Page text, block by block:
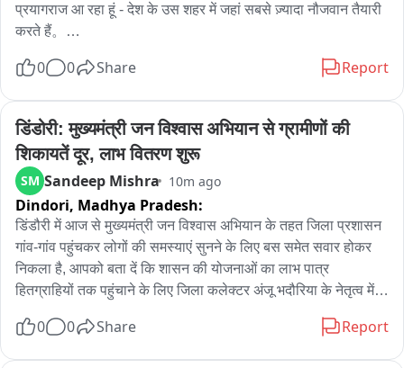
प्रयागराज आ रहा हूं - देश के उस शहर में जहां सबसे ज़्यादा नौजवान तैयारी
करते हैं。
एक बात साफ़ है: यहां का हर छात्र जानता है कि system बेईमान हो चुका
आपकी मेहनत का दाम नहीं देती。
पेपर लीक, रुकी भर्तियाँ, सालों का इंतज़ार और जवाबदेही किसी की नहीं。
कोटा में छात्र बोले, देहरादून में फिर आवाज़ उठी और दिल्ली में इन्हीं बच्चों पर
लाठियाँ चलीं - सिर्फ़ सवाल पूछने के लिए। आखिर में एक मंत्री को जाना
पड़ा。
यह सरकार झुकती है बस आवाज़ एक साथ उठनी चाहिए।
कल प्रयागराज में यही बात करने आ रहा हूं। आप भी आइए। 8 अगस्त, शाम
0 0 Share Report
डिंडोरी: मुख्यमंत्री जन विश्वास अभियान से ग्रामीणों की
शिकायतें दूर, लाभ वितरण शुरू
SM Sandeep Mishra 10m ago
Dindori, Madhya Pradesh:
डिंडौरी में आज से मुख्यमंत्री जन विश्वास अभियान के तहत जिला प्रशासन
गांव-गांव पहुंचकर लोगों की समस्याएं सुनने के लिए बस समेत सवार होकर
निकला है, आपको बता दें कि शासन की योजनाओं का लाभ पात्र
हितग्राहियों तक पहुंचाने के लिए जिला कलेक्टर अंजू भदौरिया के नेतृत्व में
रवाना हुआ, अभियान का मुख्य कार्यक्रम आज अमरपुर के मोहगांव सिधौली में
0 0 Share Report